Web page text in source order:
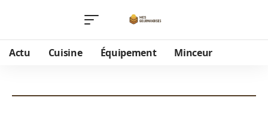
Actu Cuisine Équipement Minceur